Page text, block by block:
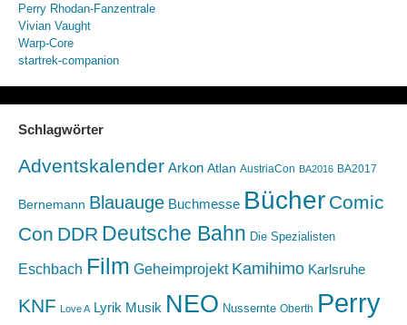
Perry Rhodan-Fanzentrale
Vivian Vaught
Warp-Core
startrek-companion
Schlagwörter
Adventskalender Arkon Atlan AustriaCon BA2016 BA2017
Bernemann Blauauge Buchmesse Bücher Comic
Con DDR Deutsche Bahn Die Spezialisten
Eschbach Film Geheimprojekt Kamihimo Karlsruhe
KNF Love A Lyrik Musik NEO Nussernte Oberth Perry